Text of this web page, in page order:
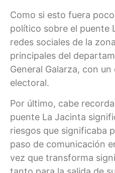
Como si esto fuera
político sobre el puente
redes sociales de la
principales del
General Galarza, con
electoral.
Por último, cabe
puente La Jacinta
riesgos que significaba
paso de comunicación
vez que transforma